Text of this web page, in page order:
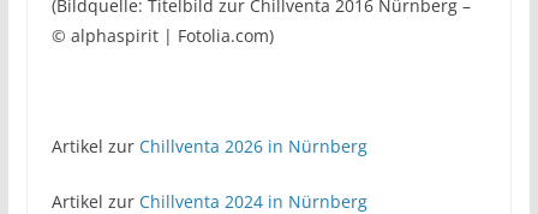
(Bildquelle: Titelbild zur Chillventa 2016 Nürnberg –
© alphaspirit | Fotolia.com)
Artikel zur Chillventa 2026 in Nürnberg
Artikel zur Chillventa 2024 in Nürnberg